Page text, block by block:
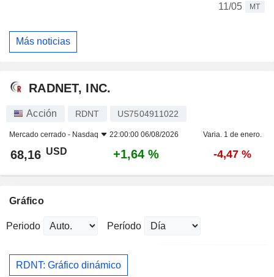
11/05
MT
Más noticias
RADNET, INC.
Acción RDNT US7504911022
Mercado cerrado - Nasdaq 22:00:00 06/08/2026 Varia. 1 de enero.
68,16 USD +1,64 % -4,47 %
Gráfico
Periodo Período
RDNT: Gráfico dinámico